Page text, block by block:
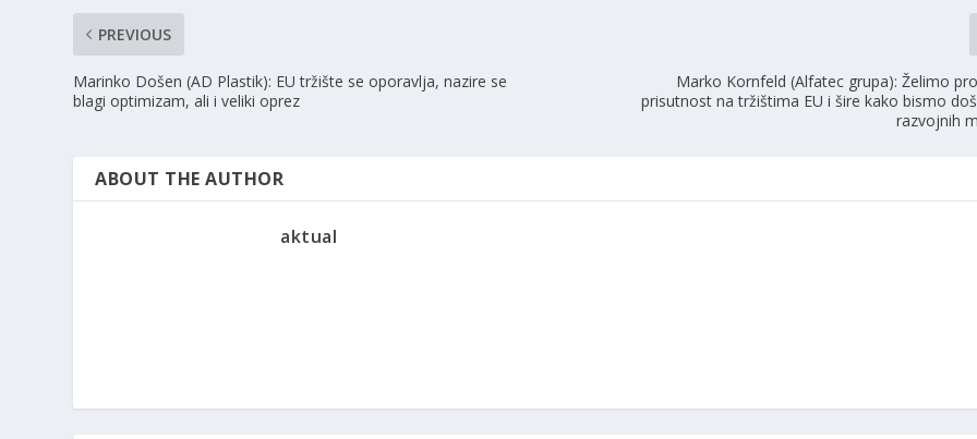
PREVIOUS
Marinko Došen (AD Plastik): EU tržište se oporavlja, nazire se
blagi optimizam, ali i veliki oprez
Marko Kornfeld (Alfatec grupa): Želimo
prisutnost na tržištima EU i šire kako bismo
razvojnih
ABOUT THE AUTHOR
aktual